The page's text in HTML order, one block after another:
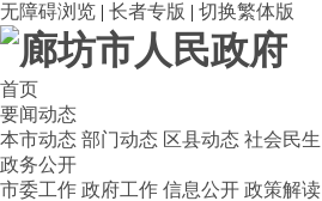
无障碍浏览 | 长者专版 | 切换繁体版
首页
要闻动态
本市动态 部门动态 区县动态 社会民生
政务公开
市委工作 政府工作 信息公开 政策解读